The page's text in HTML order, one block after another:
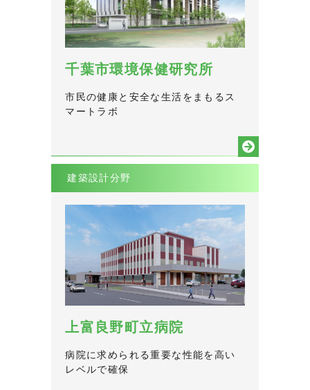
千葉市環境保健研究所
市民の健康と安全な生活をまもるス
マートラボ
建築設計分野
上富良野町立病院
病院に求められる重要な性能を高い
レベルで確保